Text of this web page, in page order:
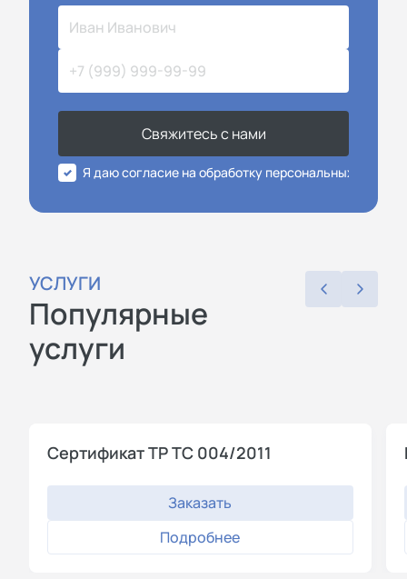
Свяжитесь с нами
Я даю согласие на обработку персональных
УСЛУГИ
Популярные
услуги
Сертификат ТР ТС 004/2011
Заказать
Подробнее